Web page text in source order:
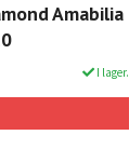
Amabilia
I lager.